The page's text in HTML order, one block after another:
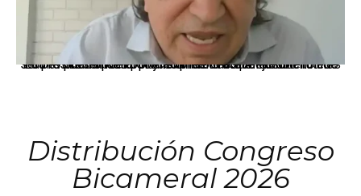
La presidenta Keiko Fujimori informó que la solicitud de indulto presentada por el expresidente Alejandro Toledo será evaluada por la Comisión de Gracias Presidenciales conforme al procedimiento establecido.
Distribución Congreso
Bicameral 2026